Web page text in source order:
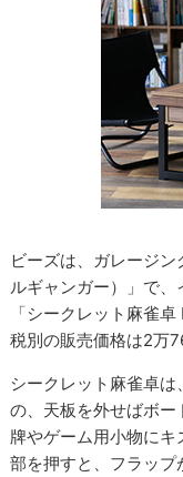
ビーズは、ガレージ
ルギャンガー）」で
「シークレット麻雀
税別の販売価格は2万
シークレット麻雀卓
の、天板を外せばボ
牌やゲーム用小物に
部を押すと、フラッ